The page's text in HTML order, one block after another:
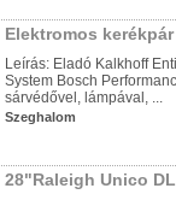
Elektromos kerékpár
Leírás: Eladó Kalkhoff
System Bosch
sárvédővel, lámpával, ...
Szeghalom
28"Raleigh Unico